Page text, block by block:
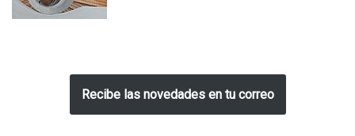
Recibe las novedades en tu correo